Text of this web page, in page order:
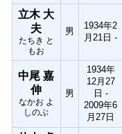
立木 大
夫
たちき と
もお
男
1934年2
月21日 -
中尾 嘉
伸
なかお よ
しのぶ
男
1934年
12月27
日 -
2009年6
月27日